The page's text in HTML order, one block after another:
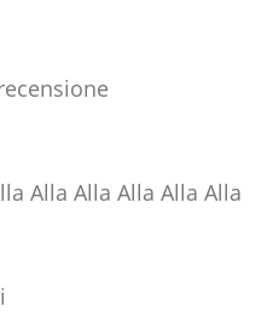
Alla Alla Alla Alla Alla